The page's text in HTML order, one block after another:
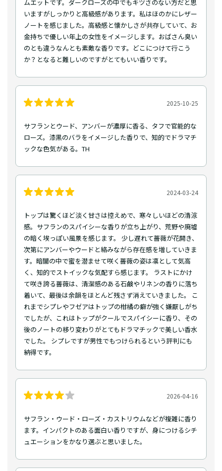
ムエットです。ダークローズの中でもキツさのない方だと思
いますがしっかりと高級感があります。私はほのかにレザー
ノートを感じました。高級感と懐かしさが共存していて、お
金持ちで優しい年上の女性をイメージします。おばさん臭い
のとも違うなんとも素敵な香りです。どこにつけて行こう
か？となると難しいのですがとてもいい香りです。
2025-10-25
サフランとウード、アンバーが濃厚に香る、タフで官能的な
ローズ。漆黒のバラをイメージした香りで、知的でドラマチ
ックな色気がある。TH
2024-03-24
トップは驚くほど淡く甘さは控えめで、寒々しいほどの清涼
感。サフランのスパイシーな香りが立ち上がり、荒野や廃墟
の暗く埃っぽい風景を感じます。 少し遅れて薔薇が花開き、
次第にアンバーやウードと絡みながら存在感を増していきま
す。暗闇の中で蜜を潜ませて咲く薔薇の姿は凛として気高
く、知的でストイックな気配すら感じます。 ラストにかけ
て咲き誇る薔薇は、清潔感のある石鹸やリネンの香りに落ち
着いて、最後は余韻をほとんど残さず消えていきました。 こ
れまでシプレやフゼアはトップの柑橘の癖が強く嫌厭しがち
でしたが、これはトップがクールでスパイシーに香り、その
後のノートの移り変わりがとてもドラマチックで美しい香水
でした。 シプレですが男性でもつけられるという評判にも
納得です。
2026-04-16
サフラン・ウード・ローズ・カストリウムなどが複雑に香り
ます。インパクトのある面白い香りですが、身につけるシチ
ュエーションをかなり選ぶと思いました。